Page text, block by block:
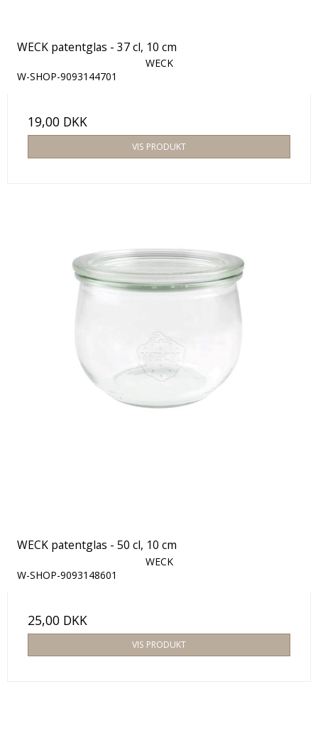
WECK patentglas - 37 cl, 10 cm
WECK
W-SHOP-9093144701
19,00 DKK
VIS PRODUKT
WECK patentglas - 50 cl, 10 cm
WECK
W-SHOP-9093148601
25,00 DKK
VIS PRODUKT